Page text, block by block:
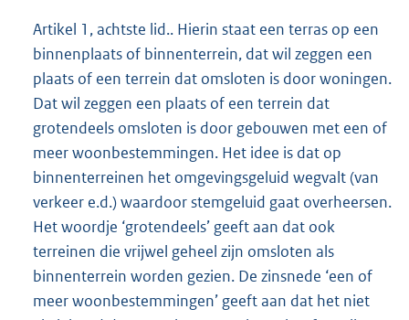
Artikel 1, achtste lid.. Hierin staat een terras op een
binnenplaats of binnenterrein, dat wil zeggen een
plaats of een terrein dat omsloten is door woningen.
Dat wil zeggen een plaats of een terrein dat
grotendeels omsloten is door gebouwen met een of
meer woonbestemmingen. Het idee is dat op
binnenterreinen het omgevingsgeluid wegvalt (van
verkeer e.d.) waardoor stemgeluid gaat overheersen.
Het woordje ‘grotendeels’ geeft aan dat ook
terreinen die vrijwel geheel zijn omsloten als
binnenterrein worden gezien. De zinsnede ‘een of
meer woonbestemmingen’ geeft aan dat het niet